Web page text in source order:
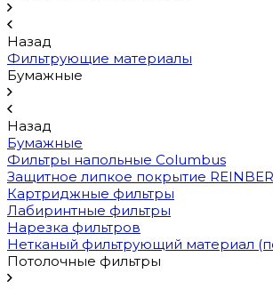
Назад
Фильтрующие материалы
Бумажные
Назад
Бумажные
Фильтры напольные Columbus
Защитное липкое покрытие
Картриджные фильтры
Лабиринтные фильтры
Нарезка фильтров
Нетканый фильтрующий материал
Потолочные фильтры